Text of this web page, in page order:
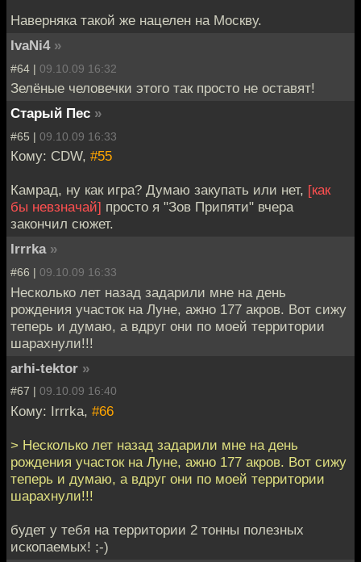
Наверняка такой же нацелен на Москву.
IvaNi4 »
#64 | 09.10.09 16:32
Зелёные человечки этого так просто не оставят!
Старый Пес »
#65 | 09.10.09 16:33
Кому: CDW, #55
Камрад, ну как игра? Думаю закупать или нет, [как
бы невзначай] просто я "Зов Припяти" вчера
закончил сюжет.
Irrrka »
#66 | 09.10.09 16:33
Несколько лет назад задарили мне на день
рождения участок на Луне, ажно 177 акров. Вот сижу
теперь и думаю, а вдруг они по моей территории
шарахнули!!!
arhi-tektor »
#67 | 09.10.09 16:40
Кому: Irrrka, #66
> Несколько лет назад задарили мне на день
рождения участок на Луне, ажно 177 акров. Вот сижу
теперь и думаю, а вдруг они по моей территории
шарахнули!!!
будет у тебя на территории 2 тонны полезных
ископаемых! ;-)